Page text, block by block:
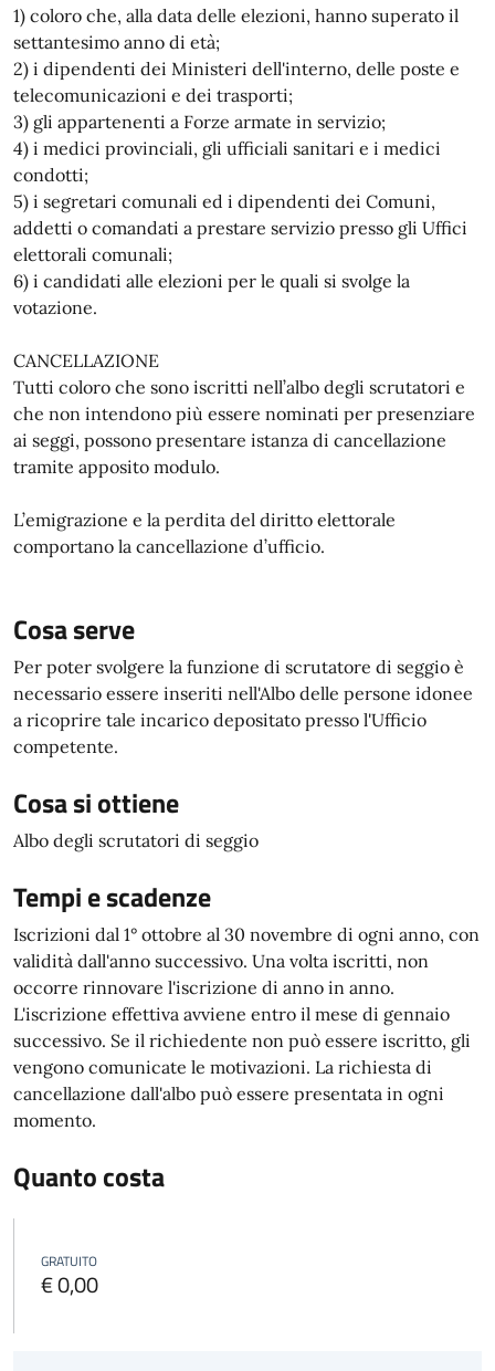
1) coloro che, alla data delle elezioni, hanno superato il
settantesimo anno di età;
2) i dipendenti dei Ministeri dell'interno, delle poste e
telecomunicazioni e dei trasporti;
3) gli appartenenti a Forze armate in servizio;
4) i medici provinciali, gli ufficiali sanitari e i medici
condotti;
5) i segretari comunali ed i dipendenti dei Comuni,
addetti o comandati a prestare servizio presso gli Uffici
elettorali comunali;
6) i candidati alle elezioni per le quali si svolge la
votazione.
CANCELLAZIONE
Tutti coloro che sono iscritti nell’albo degli scrutatori e
che non intendono più essere nominati per presenziare
ai seggi, possono presentare istanza di cancellazione
tramite apposito modulo.
L’emigrazione e la perdita del diritto elettorale
comportano la cancellazione d’ufficio.
Cosa serve
Per poter svolgere la funzione di scrutatore di seggio è
necessario essere inseriti nell'Albo delle persone idonee
a ricoprire tale incarico depositato presso l'Ufficio
competente.
Cosa si ottiene
Albo degli scrutatori di seggio
Tempi e scadenze
Iscrizioni dal 1° ottobre al 30 novembre di ogni anno, con
validità dall'anno successivo. Una volta iscritti, non
occorre rinnovare l'iscrizione di anno in anno.
L'iscrizione effettiva avviene entro il mese di gennaio
successivo. Se il richiedente non può essere iscritto, gli
vengono comunicate le motivazioni. La richiesta di
cancellazione dall'albo può essere presentata in ogni
momento.
Quanto costa
GRATUITO
€ 0,00